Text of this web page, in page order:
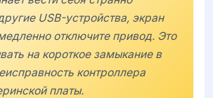
USB-устройства, экран
отключите привод. Это
на короткое замыкание в
контроллера
платы.